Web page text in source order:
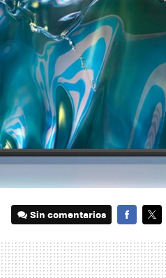
Sin comentarios